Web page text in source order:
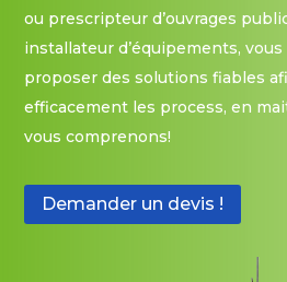
ou prescripteur d’ouvrages
installateur d’équipements, vous
proposer des solutions fiables
efficacement les process, en
vous comprenons!
Demander un devis !